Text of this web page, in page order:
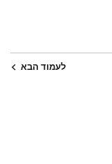
לעמוד הבא